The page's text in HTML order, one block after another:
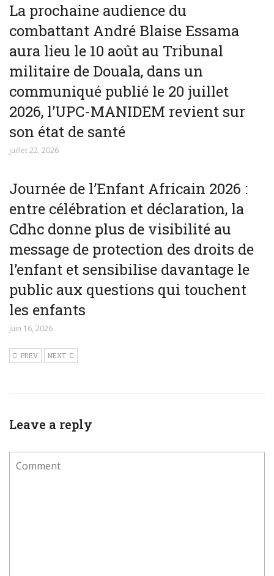
La prochaine audience du
combattant André Blaise Essama
aura lieu le 10 août au Tribunal
militaire de Douala, dans un
communiqué publié le 20 juillet
2026, l’UPC-MANIDEM revient sur
son état de santé
juillet 22, 2026
Journée de l’Enfant Africain 2026 :
entre célébration et déclaration, la
Cdhc donne plus de visibilité au
message de protection des droits de
l’enfant et sensibilise davantage le
public aux questions qui touchent
les enfants
juin 16, 2026
PREV NEXT
Leave a reply